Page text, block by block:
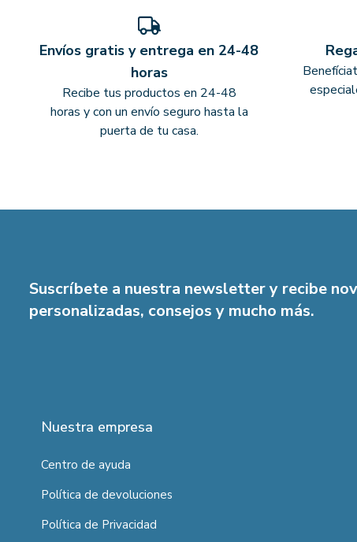
Envíos gratis y entrega en 24-48
horas
Recibe tus productos en 24-48
horas y con un envío seguro hasta la
puerta de tu casa.
Suscríbete a nuestra newsletter y recibe
personalizadas, consejos y mucho más.
Nuestra empresa
Centro de ayuda
Política de devoluciones
Política de Privacidad